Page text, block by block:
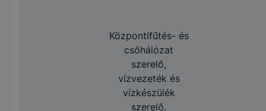
Központifűtés- és
csőhálózat
szerelő,
vízvezeték és
vízkészülék
szerelő,